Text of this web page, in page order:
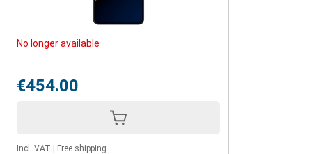
No longer available
€454.00
Incl. VAT Free shipping